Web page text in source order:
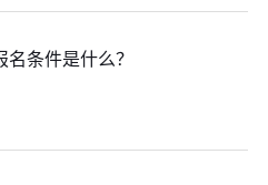
条件是什么？